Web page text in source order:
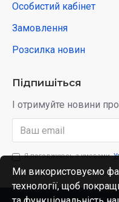
Особистий кабінет
Замовлення
Розсилка новин
Підпишіться
І отримуйте новини
Я погоджуюсь з умовами
Ми використовуємо
технології, щоб